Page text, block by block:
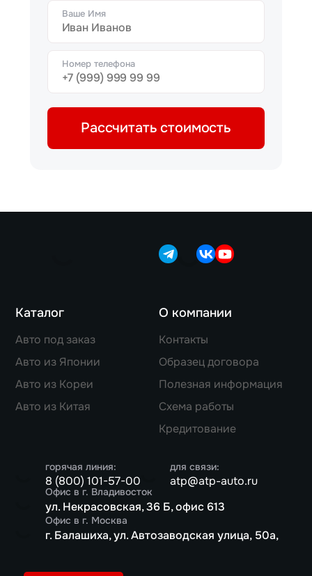
Ваше Имя
Номер телефона
Рассчитать стоимость
Каталог
Авто под заказ
Авто из Японии
Авто из Кореи
Авто из Китая
О компании
Контакты
Образец договора
Полезная информация
Схема работы
Кредитование
горячая линия:
8 (800) 101-57-00
для связи:
atp@atp-auto.ru
Офис в г. Владивосток
ул. Некрасовская, 36 Б, офис 613
Офис в г. Москва
г. Балашиха, ул. Автозаводская улица, 50а,